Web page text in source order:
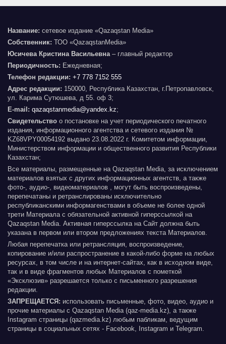
Название: сетевое издание «Qazaqstan Media»
Собственник: ТОО «QazaqstanMedia»
Юсичева Кристина Васильевна – главный редактор
Периодичность: Ежедневная;
Телефон редакции: +7 778 7152 555
Адрес редакции: 150000, Республика Казахстан, г.Петропавловск,
ул. Карима Сутюшева, д 55. оф 3;
E-mail: qazaqstanmedia@yandex.kz;
Свидетельство о постановке на учет периодического печатного
издания, информационного агентства и сетевого издания №
KZ68VPY00054192 выдано 23.08.2022 г. Комитетом информации,
Министерством информации и общественного развития Республики
Казахстан;
Все материалы, размещенные на Qazaqstan Media, за исключением
материалов взятых с других информационных агентств, а также
фото-, аудио-, видеоматериалов , могут быть воспроизведены,
перепечатаны и ретранслированы исключительно
республиканскими информагенствами в объеме не более одной
трети Материала с обязательной активной гиперссылкой на
Qazaqstan Media. Активная гиперссылка на Сайт должна быть
указана в первом или втором предложениях текста Материалов.
Любая перепечатка или ретрансляция, воспроизведение,
копирование и/или распространение в какой-либо форме на любых
ресурсах, в том числе и на интернет-сайтах, как в исходном виде,
так и в виде фрагментов любых Материалов с пометкой
«Эксклюзив» разрешается только с письменного разрешения
редакции.
ЗАПРЕЩАЕТСЯ: использовать письменные, фото, видео, аудио и
прочие материалы с Qazaqstan Media (qaz-media.kz), а также
Instagram страницы (qazmedia.kz) любым пабликам, ведущим
страницы в социальных сетях - Facebook, Instagram и Telegram.